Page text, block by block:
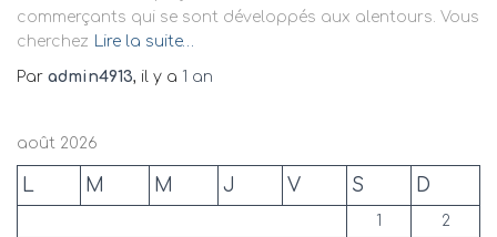
commerçants qui se sont développés aux alentours. Vous
cherchez Lire la suite…
Par admin4913, il y a 1 an
août 2026
L M M J V S D
1
2